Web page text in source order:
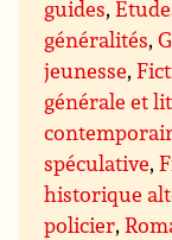
guides,
généralités,
jeunesse,
générale et
spéculative,
historique
policier,